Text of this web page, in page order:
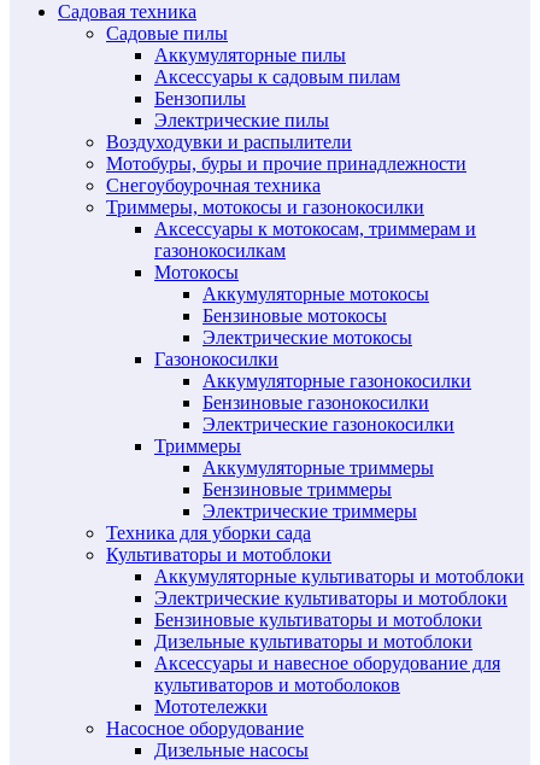
Садовая техника
Садовые пилы
Аккумуляторные пилы
Аксессуары к садовым пилам
Бензопилы
Электрические пилы
Воздуходувки и распылители
Мотобуры, буры и прочие принадлежности
Снегоубоурочная техника
Триммеры, мотокосы и газонокосилки
Аксессуары к мотокосам, триммерам и
газонокосилкам
Мотокосы
Аккумуляторные мотокосы
Бензиновые мотокосы
Электрические мотокосы
Газонокосилки
Аккумуляторные газонокосилки
Бензиновые газонокосилки
Электрические газонокосилки
Триммеры
Аккумуляторные триммеры
Бензиновые триммеры
Электрические триммеры
Техника для уборки сада
Культиваторы и мотоблоки
Аккумуляторные культиваторы и мотоблоки
Электрические культиваторы и мотоблоки
Бензиновые культиваторы и мотоблоки
Дизельные культиваторы и мотоблоки
Аксессуары и навесное оборудование для
культиваторов и мотоболоков
Мототележки
Насосное оборудование
Дизельные насосы